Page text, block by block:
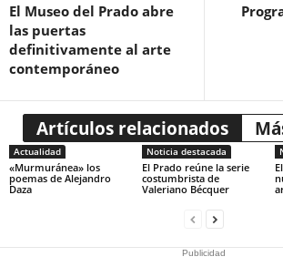
El Museo del Prado abre
las puertas
definitivamente al arte
contemporáneo
Artículos relacionados
Actualidad
«Murmuránea» los
poemas de Alejandro
Daza
Noticia destacada
El Prado reúne la serie
costumbrista de
Valeriano Bécquer
Publicidad